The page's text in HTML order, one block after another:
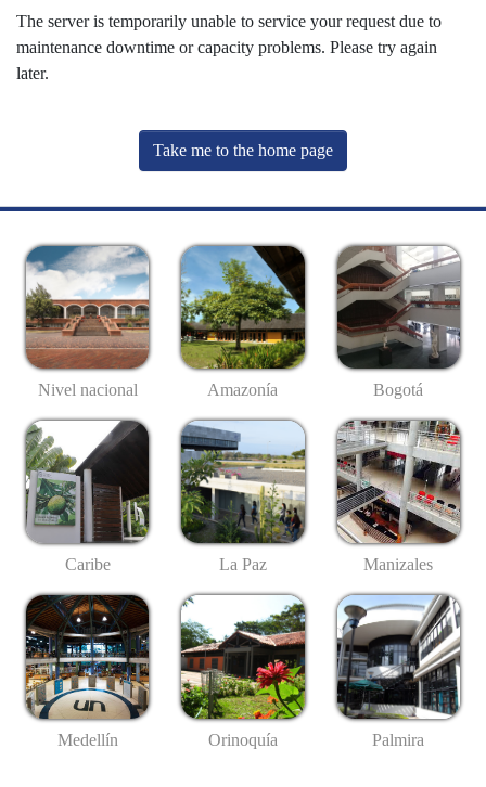
The server is temporarily unable to service your request due to
maintenance downtime or capacity problems. Please try again
later.
Take me to the home page
Nivel nacional Amazonía Bogotá
Caribe La Paz Manizales
Medellín Orinoquía Palmira